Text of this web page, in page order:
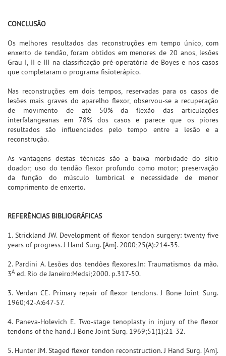
CONCLUSÃO
Os melhores resultados das reconstruções em tempo único, com
enxerto de tendão, foram obtidos em menores de 20 anos, lesões
Grau I, II e III na classificação pré-operatória de Boyes e nos casos
que completaram o programa fisioterápico.
Nas reconstruções em dois tempos, reservadas para os casos de
lesões mais graves do aparelho flexor, observou-se a recuperação
de movimento de até 50% da flexão das articulações
interfalangeanas em 78% dos casos e parece que os piores
resultados são influenciados pelo tempo entre a lesão e a
reconstrução.
As vantagens destas técnicas são a baixa morbidade do sítio
doador; uso do tendão flexor profundo como motor; preservação
da função do músculo lumbrical e necessidade de menor
comprimento de enxerto.
REFERÊNCIAS BIBLIOGRÁFICAS
1. Strickland JW. Development of flexor tendon surgery: twenty five
years of progress. J Hand Surg. [Am]. 2000;25(A):214-35.
2. Pardini A. Lesões dos tendões flexores.In: Traumatismos da mão.
3Aed. Rio de Janeiro:Medsi;2000. p.317-50.
3. Verdan CE. Primary repair of flexor tendons. J Bone Joint Surg.
1960;42-A:647-57.
4. Paneva-Holevich E. Two-stage tenoplasty in injury of the flexor
tendons of the hand. J Bone Joint Surg. 1969;51(1):21-32.
5. Hunter JM. Staged flexor tendon reconstruction. J Hand Surg. [Am].